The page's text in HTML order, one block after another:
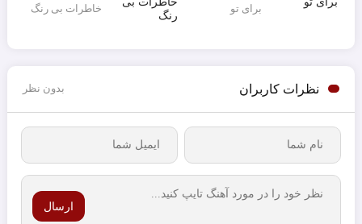
برای تو
خاطرات بی رنگ
نظرات کاربران بدون نظر
ارسال